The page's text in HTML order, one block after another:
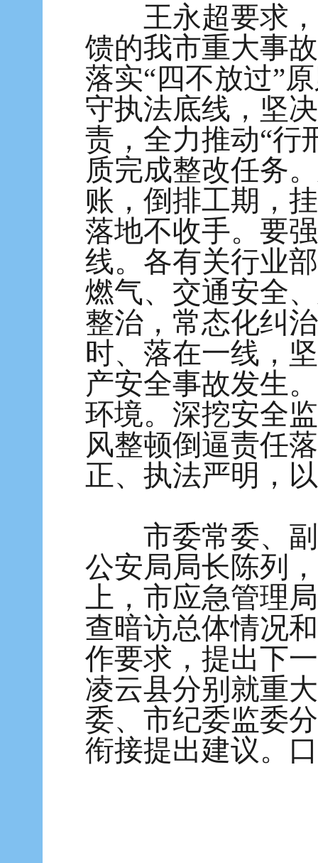
王永超要求，
馈的我市重大事
落实“四不放过”
守执法底线，坚
责，全力推动“行
质完成整改任务
账，倒排工期，
落地不收手。要
线。各有关行业
燃气、交通安全
整治，常态化纠
时、落在一线，
产安全事故发生
环境。深挖安全
风整顿倒逼责任
正、执法严明，
市委常委、副
公安局局长陈列
上，市应急管理
查暗访总体情况
作要求，提出下
凌云县分别就重
委、市纪委监委
衔接提出建议。口